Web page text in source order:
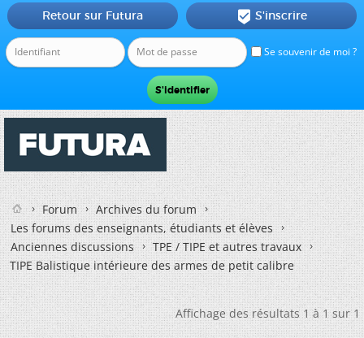
Se souvenir de moi ?
Retour sur Futura  S'inscrire
Forum
Archives du forum
Les forums des enseignants, étudiants et élèves
Anciennes discussions
TPE / TIPE et autres travaux
TIPE Balistique intérieure des armes de petit calibre
Affichage des résultats 1 à 1 sur 1